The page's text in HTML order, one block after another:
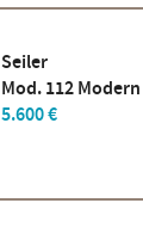
Seiler
Mod. 112
5.600 €